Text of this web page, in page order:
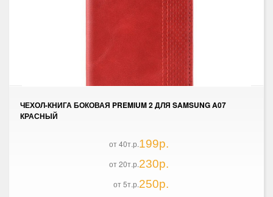
ЧЕХОЛ-КНИГА БОКОВАЯ PREMIUM 2 ДЛЯ SAMSUNG A07
КРАСНЫЙ
от 40т.р.199р.
от 20т.р.230р.
от 5т.р.250р.